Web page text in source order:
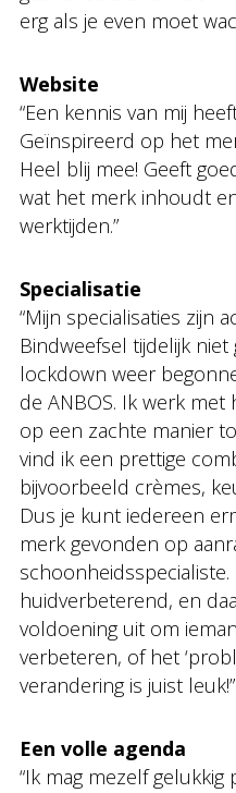
erg als je even moet
Website
“Een kennis van mij
Geïnspireerd op het
Heel blij mee! Geeft
wat het merk inhoudt
werktijden.”
Specialisatie
“Mijn specialisaties zijn
Bindweefsel tijdelijk niet
lockdown weer
de ANBOS. Ik werk met
op een zachte manier
vind ik een prettige
bijvoorbeeld crèmes,
Dus je kunt iedereen
merk gevonden op
huidverbeterend, en
voldoening uit om
verbeteren, of het
verandering is juist leuk!”
Een volle agenda
“Ik mag mezelf